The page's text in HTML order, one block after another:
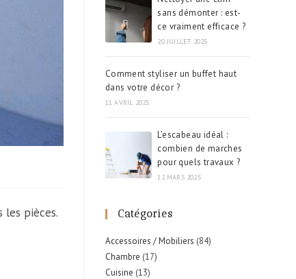
les pièces.
sans démonter : est-
ce vraiment efficace ?
20 JUILLET 2025
Comment styliser un buffet haut
dans votre décor ?
11 AVRIL 2025
L’escabeau idéal :
combien de marches
pour quels travaux ?
12 MARS 2025
Catégories
Accessoires / Mobiliers (84)
Chambre (17)
Cuisine (13)